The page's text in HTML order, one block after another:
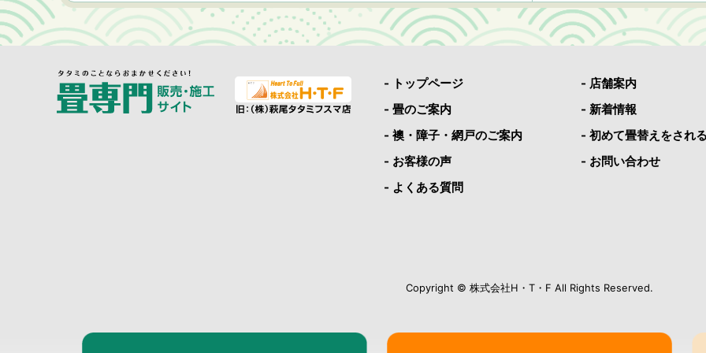
- トップページ
- 畳のご案内
- 襖・障子・網戸のご案内
- お客様の声
- よくある質問
- 店舗案内
- 新着情報
- 初めて畳替えをされ
- お問い合わせ
Copyright © 株式会社H・T・F All Rights Reserved.